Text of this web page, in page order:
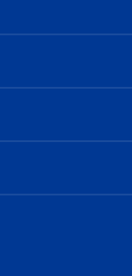
おもてなしガイド
クラブ）
ト
タグラム